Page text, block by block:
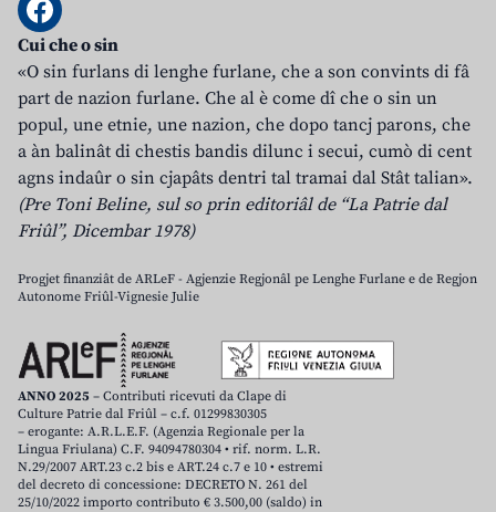
Cui che o sin
«O sin furlans di lenghe furlane, che a son convints di fâ
part de nazion furlane. Che al è come dî che o sin un
popul, une etnie, une nazion, che dopo tancj parons, che
a àn balinât di chestis bandis dilunc i secui, cumò di cent
agns indaûr o sin cjapâts dentri tal tramai dal Stât talian».
(Pre Toni Beline, sul so prin editoriâl de “La Patrie dal
Friûl”, Dicembar 1978)
Progjet finanziât de ARLeF - Agjenzie Regjonâl pe Lenghe Furlane e de Regjon
Autonome Friûl-Vignesie Julie
ANNO 2025 – Contributi ricevuti da Clape di
Culture Patrie dal Friûl – c.f. 01299830305
– erogante: A.R.L.E.F. (Agenzia Regionale per la
Lingua Friulana) C.F. 94094780304 • rif. norm. L.R.
N.29/2007 ART.23 c.2 bis e ART.24 c.7 e 10 • estremi
del decreto di concessione: DECRETO N. 261 del
25/10/2022 importo contributo € 3.500,00 (saldo) in